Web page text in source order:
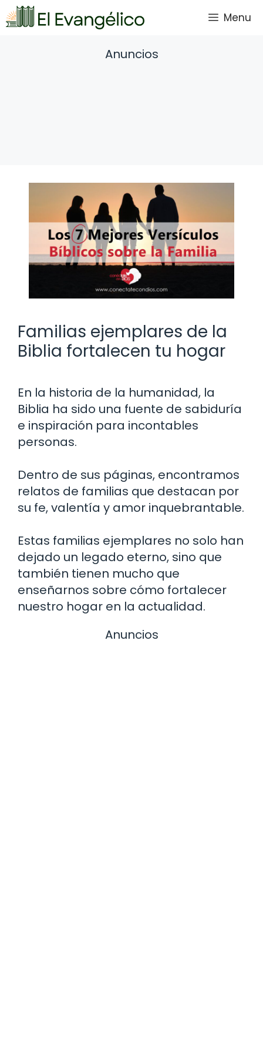
Saltar
al
Menu
Anuncios
Familias ejemplares de la
Biblia fortalecen tu hogar
En la historia de la humanidad, la
Biblia ha sido una fuente de sabiduría
e inspiración para incontables
personas.
Dentro de sus páginas, encontramos
relatos de familias que destacan por
su fe, valentía y amor inquebrantable.
Estas familias ejemplares no solo han
dejado un legado eterno, sino que
también tienen mucho que
enseñarnos sobre cómo fortalecer
nuestro hogar en la actualidad.
Anuncios